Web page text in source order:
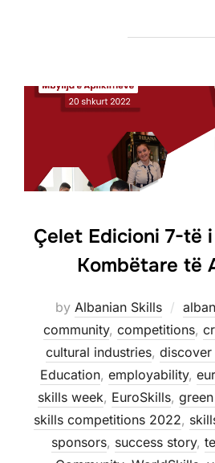
Çelet Edicioni 7-të
Kombëtare të
by Albanian Skills
community, competitions,
cultural industries, discover
Education, employability,
skills week, EuroSkills,
skills competitions 2022,
sponsors, success story,